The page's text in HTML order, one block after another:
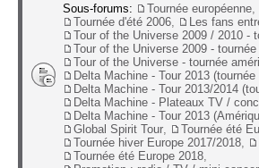
Sous-forums: Tournée européenne
Tournée d'été 2006
Les fans
Tour of the Universe 2009 / 2010 -
Tour of the Universe 2009 - tournée
Tour of the Universe - tournée
Delta Machine - Tour 2013 (tournée
Delta Machine - Tour 2013/2014
Delta Machine - Plateaux TV /
Delta Machine - Tour 2013
Global Spirit Tour
Tournée été
Tournée hiver Europe 2017/2018
Tournée été Europe 2018